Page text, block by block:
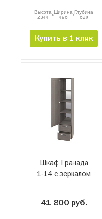
Высота
2344
xШирина
496
xГлубина
620
Купить в 1 клик
Шкаф Гранада
1-14 с зеркалом
41 800 руб.